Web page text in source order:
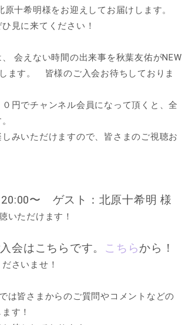
十希明様をお迎えしてお届けします。
見に来てください！
会えない時間の出来事を秋葉友佑がNEW
ます。 皆様のご入会お待ちしておりま
円でチャンネル会員になって頂くと、全
みいただけますので、皆さまのご視聴お
00〜 ゲスト：北原十希明 様
いただけます！
会はこちらです。 こちらから！
さいませ！
は皆さまからのご質問やコメントなどの
す！